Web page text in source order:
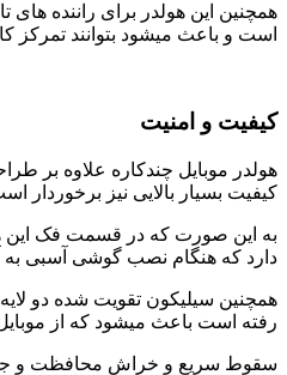
همچنین این هولدر برای راننده
است و باعث میشود بتوانند تمرکز
کیفیت و امنیت
هولدر موبایل چندکاره علاوه بر
کیفیت بسیار بالایی نیز برخوردار
به این صورت که در قسمت فک این
دارد که هنگام نصب گوشی آسبی به
همچنین سیلیکون تقویت شده دو لایه
رفته است باعث میشود که از موبایل
سقوط سریع و خراش محافظت و